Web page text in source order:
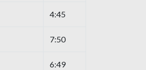
4:45
7:50
6:49